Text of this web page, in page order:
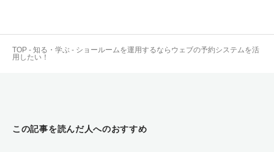
TOP - 知る・学ぶ - ショールームを運用するならウェブの予約システムを活
用したい！
この記事を読んだ人へのおすすめ